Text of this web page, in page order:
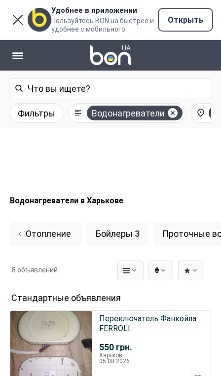
Удобнее в приложении
Пользуйтесь BON.ua быстрее и
удобнее с мобильного
Открыть
Фильтры Водонагреватели
Водонагреватели в Харькове
Отопление Бойлеры 3 Проточные
₴
8 объявлений
Стандартные объявления
550 грн.
Переключатель Фанкойла
FERROLI.
Харьков
05.08.2026